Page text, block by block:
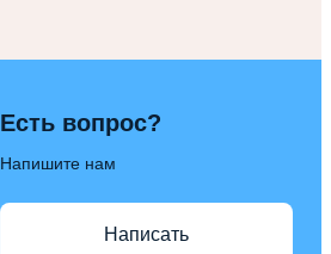
Есть вопрос?
Напишите нам
Написать